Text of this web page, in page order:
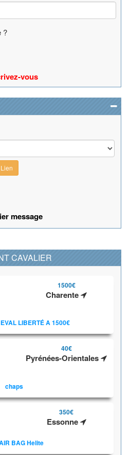
?
vous
Lien
message
CAVALIER
1500€
Charente
LIBERTÉ A 1500€
40€
Pyrénées-Orientales
chaps
350€
Essonne
BAG Helite